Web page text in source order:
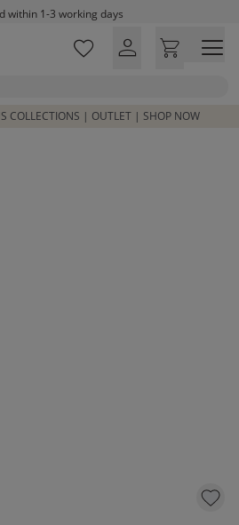
within 1-3 working days
on orders above £100*
COLLECTIONS | OUTLET | SHOP NOW